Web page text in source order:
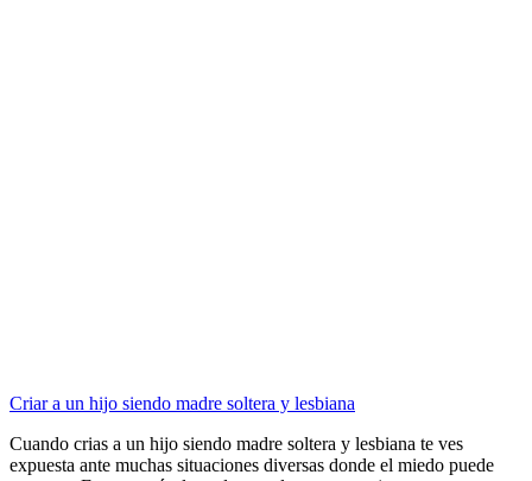
Criar a un hijo siendo madre soltera y lesbiana
Cuando crias a un hijo siendo madre soltera y lesbiana te ves
expuesta ante muchas situaciones diversas donde el miedo puede